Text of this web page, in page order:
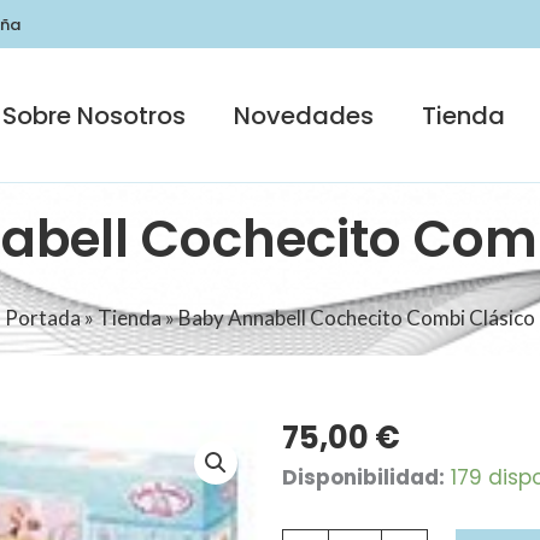
Sobre Nosotros Novedades Tienda
Cochecito
Portada»Tienda»Baby Annabell Cochecito Combi Clásico
75,00€
Disponibilidad: 179
Baby